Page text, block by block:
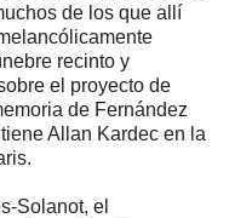
de los que allí
recinto y
el proyecto de
de Fernández
Allan Kardec en la
Solanot, el